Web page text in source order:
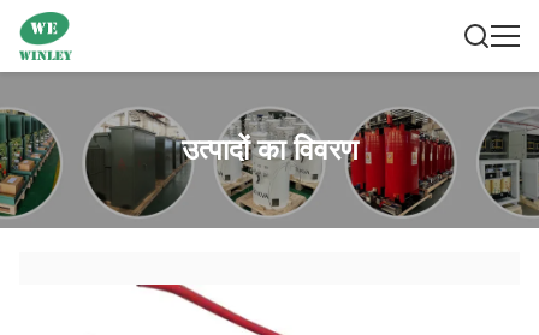
उत्पादों का विवरण